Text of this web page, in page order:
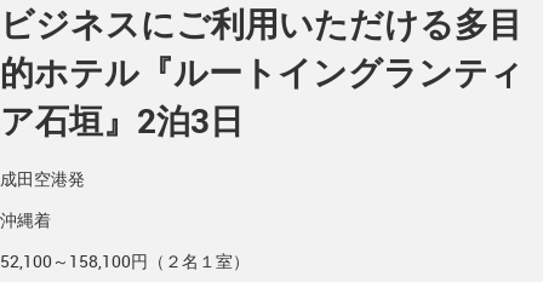
ビジネスにご利用いただける多目
的ホテル『ルートイングランティ
ア石垣』2泊3日
成田空港発
沖縄着
52,100～158,100円（２名１室）